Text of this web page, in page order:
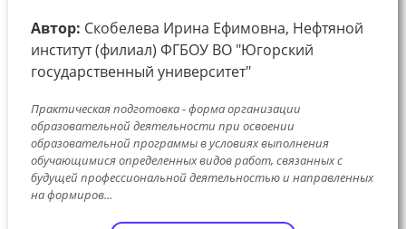
Автор: Скобелева Ирина Ефимовна, Нефтяной
институт (филиал) ФГБОУ ВО "Югорский
государственный университет"
Практическая подготовка - форма организации
образовательной деятельности при освоении
образовательной программы в условиях выполнения
обучающимися определенных видов работ, связанных с
будущей профессиональной деятельностью и направленных
на формиров...